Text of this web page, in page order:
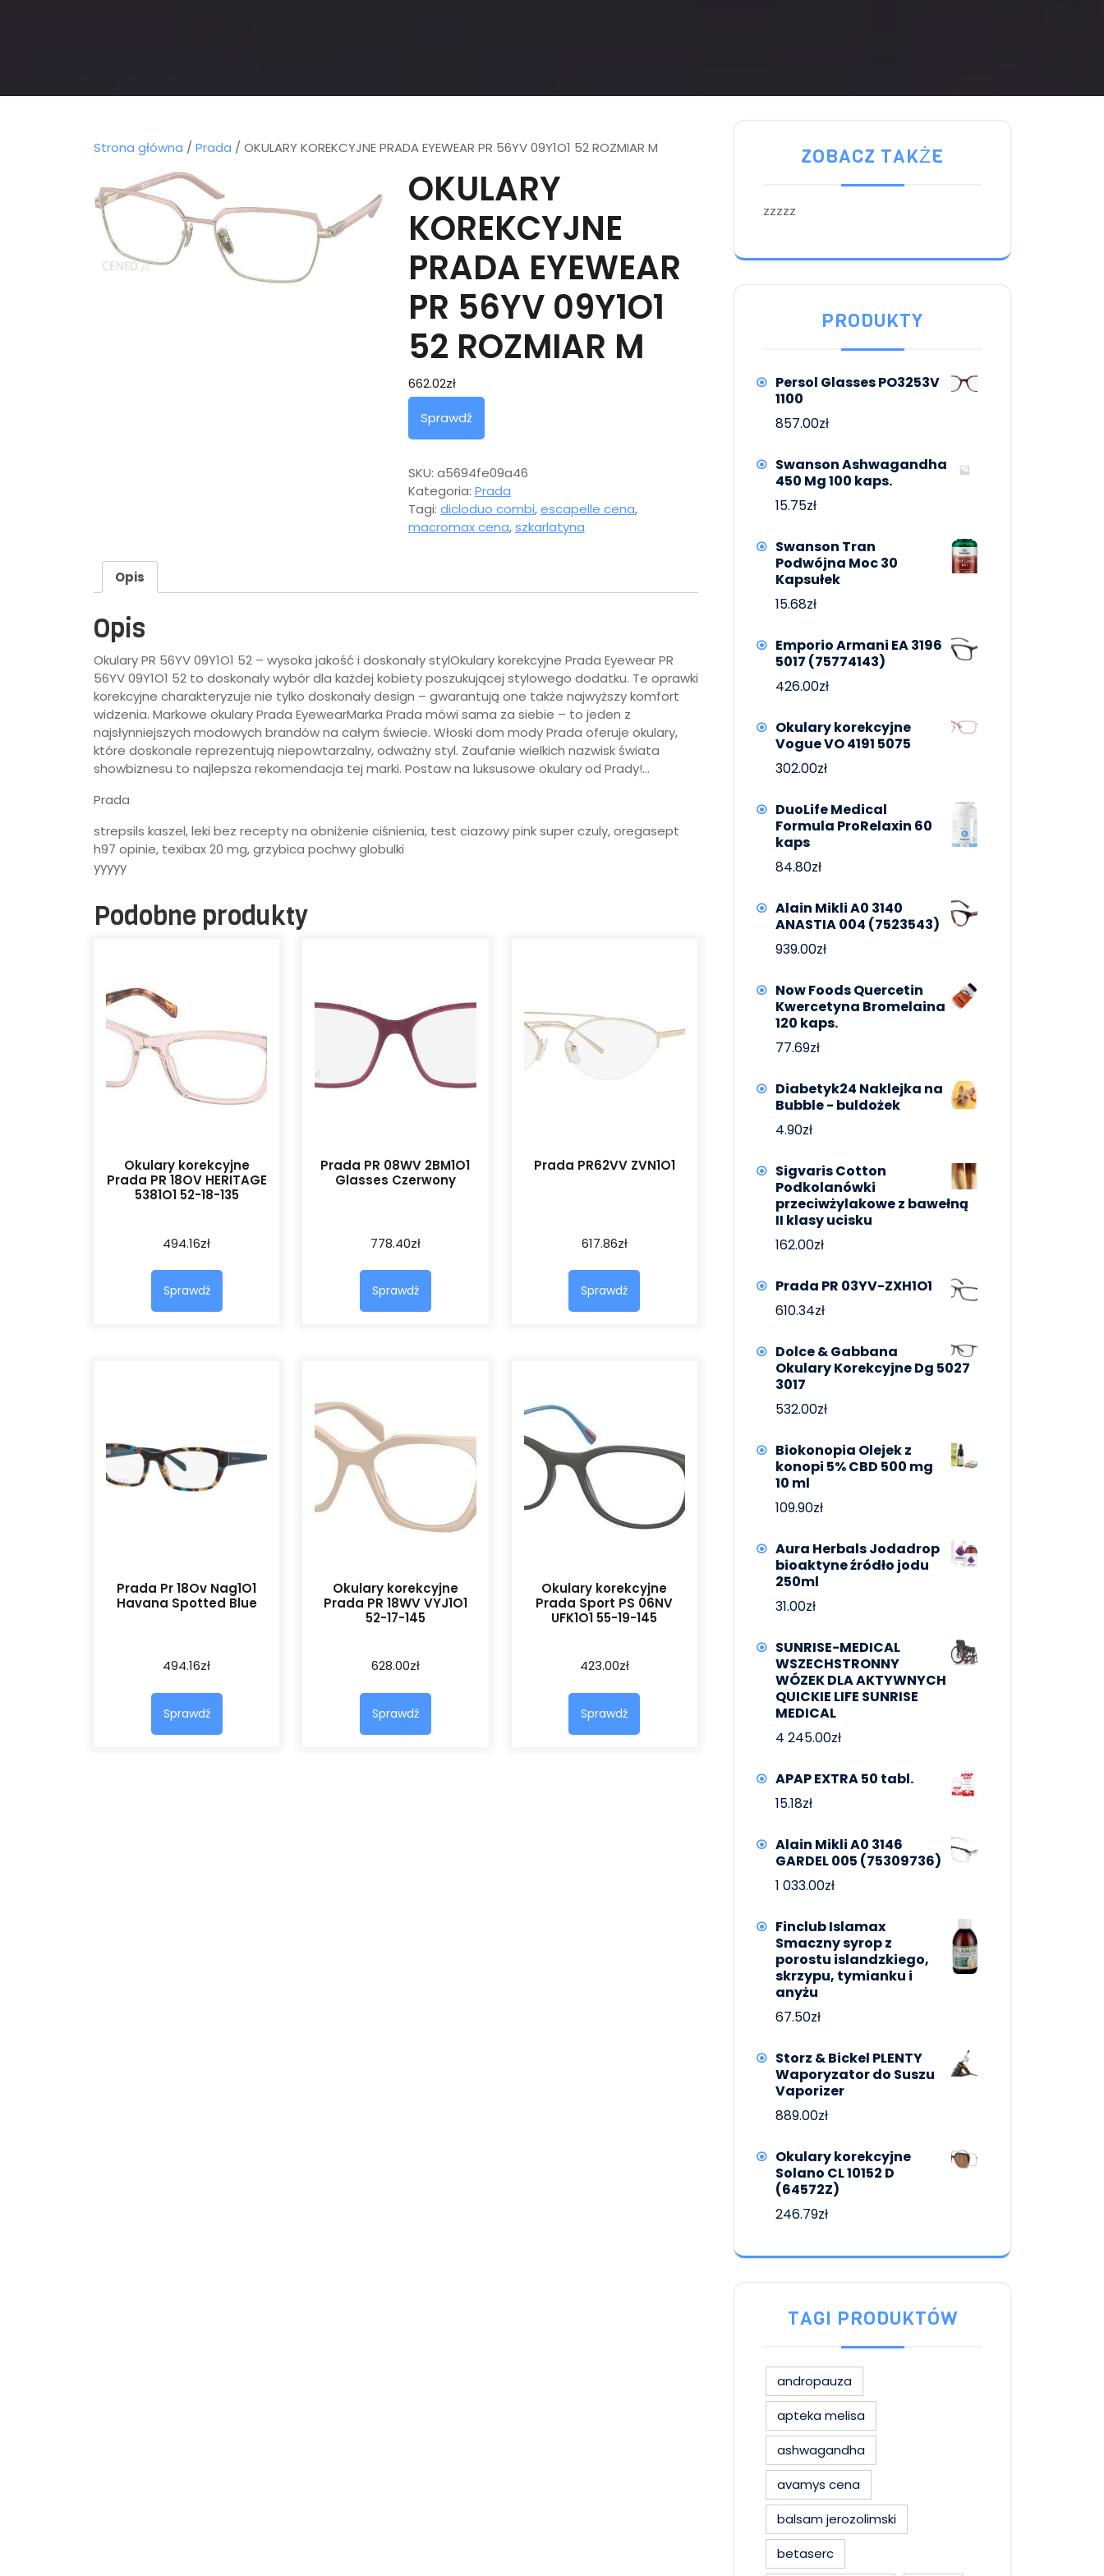
Strona główna / Prada / OKULARY KOREKCYJNE PRADA EYEWEAR PR 56YV 09Y1O1 52 ROZMIAR M
OKULARY
KOREKCYJNE
PRADA EYEWEAR
PR 56YV 09Y1O1
52 ROZMIAR M
662.02zł
Sprawdź
SKU: a5694fe09a46
Kategoria: Prada
Tagi: dicloduo combi,escapelle cena,
macromax cena,szkarlatyna
Opis
Opis
Okulary PR 56YV 09Y1O1 52 – wysoka jakość i doskonały stylOkulary korekcyjne Prada Eyewear PR
56YV 09Y1O1 52 to doskonały wybór dla każdej kobiety poszukującej stylowego dodatku. Te oprawki
korekcyjne charakteryzuje nie tylko doskonały design – gwarantują one także najwyższy komfort
widzenia. Markowe okulary Prada EyewearMarka Prada mówi sama za siebie – to jeden z
najsłynniejszych modowych brandów na całym świecie. Włoski dom mody Prada oferuje okulary,
które doskonale reprezentują niepowtarzalny, odważny styl. Zaufanie wielkich nazwisk świata
showbiznesu to najlepsza rekomendacja tej marki. Postaw na luksusowe okulary od Prady!…
Prada
strepsils kaszel, leki bez recepty na obniżenie ciśnienia, test ciazowy pink super czuly, oregasept
h97 opinie, texibax 20 mg, grzybica pochwy globulki
yyyyy
Podobne produkty
Okulary korekcyjne
Prada PR 18OV HERITAGE
5381O1 52-18-135
494.16zł
Sprawdź
Prada PR 08WV 2BM1O1
Glasses Czerwony
778.40zł
Sprawdź
Prada PR62VV ZVN1O1
617.86zł
Sprawdź
Prada Pr 18Ov Nag1O1
Havana Spotted Blue
494.16zł
Sprawdź
Okulary korekcyjne
Prada PR 18WV VYJ1O1
52-17-145
628.00zł
Sprawdź
Okulary korekcyjne
Prada Sport PS 06NV
UFK1O1 55-19-145
423.00zł
Sprawdź
ZOBACZ TAKŻE
zzzzz
PRODUKTY
Persol Glasses PO3253V
1100
857.00zł
Swanson Ashwagandha
450 Mg 100 kaps.
15.75zł
Swanson Tran
Podwójna Moc 30
Kapsułek
15.68zł
Emporio Armani EA 3196
5017 (75774143)
426.00zł
Okulary korekcyjne
Vogue VO 4191 5075
302.00zł
DuoLife Medical
Formula ProRelaxin 60
kaps
84.80zł
Alain Mikli A0 3140
ANASTIA 004 (7523543)
939.00zł
Now Foods Quercetin
Kwercetyna Bromelaina
120 kaps.
77.69zł
Diabetyk24 Naklejka na
Bubble - buldożek
4.90zł
Sigvaris Cotton
Podkolanówki
przeciwżylakowe z bawełną
II klasy ucisku
162.00zł
Prada PR 03YV-ZXH1O1
610.34zł
Dolce & Gabbana
Okulary Korekcyjne Dg 5027
3017
532.00zł
Biokonopia Olejek z
konopi 5% CBD 500 mg
10 ml
109.90zł
Aura Herbals Jodadrop
bioaktyne źródło jodu
250ml
31.00zł
SUNRISE-MEDICAL
WSZECHSTRONNY
WÓZEK DLA AKTYWNYCH
QUICKIE LIFE SUNRISE
MEDICAL
4 245.00zł
APAP EXTRA 50 tabl.
15.18zł
Alain Mikli A0 3146
GARDEL 005 (75309736)
1 033.00zł
Finclub Islamax
Smaczny syrop z
porostu islandzkiego,
skrzypu, tymianku i
anyżu
67.50zł
Storz & Bickel PLENTY
Waporyzator do Suszu
Vaporizer
889.00zł
Okulary korekcyjne
Solano CL 10152 D
(64572Z)
246.79zł
TAGI PRODUKTÓW
andropauza
apteka melisa
ashwagandha
avamys cena
balsam jerozolimski
betaserc